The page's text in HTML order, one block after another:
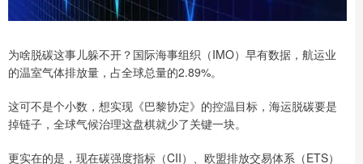
为啥脱碳这事儿躲不开？国际海事组织（IMO）早有数据，航运业
的温室气体排放量，占全球总量的2.89%。
这可不是个小数，想实现《巴黎协定》的控温目标，海运脱碳要是
掉链子，全球气候治理这盘棋就少了关键一块。
更实在的是，现在碳强度指标（CII）、欧盟排放交易体系（ETS）